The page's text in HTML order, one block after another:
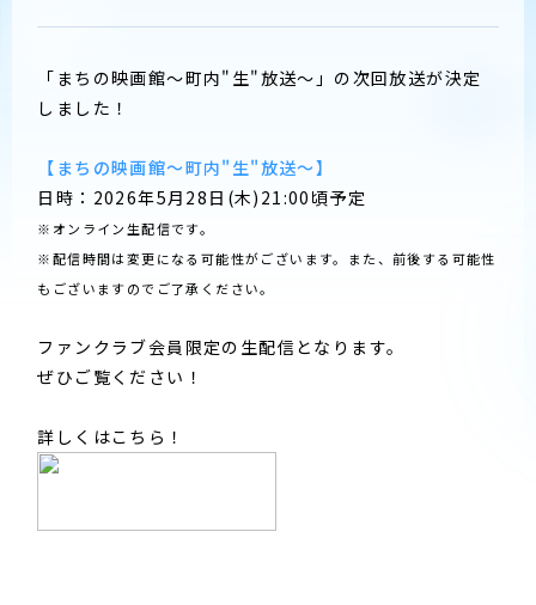
「まちの映画館～町内"生"放送～」の次回放送が決定
しました！
【まちの映画館～町内"生"放送～】
日時：2026年5月28日(木)21:00頃予定
※オンライン生配信です。
※配信時間は変更になる可能性がございます。また、前後する可能性
もございますのでご了承ください。
ファンクラブ会員限定の生配信となります。
ぜひご覧ください！
詳しくはこちら！